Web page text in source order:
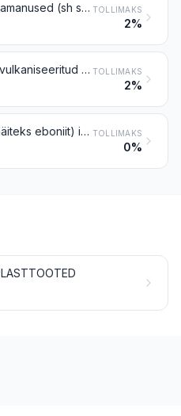
Rõivad ja rõivamanused (sh sõrmkindad, labakindad ja sõrmedeta kindad) igaks otstarbeks, vulkaniseeritud kummist (v.a kõvakummist) TOLLIMAKS
2%
Muud tooted vulkaniseeritud kummist (v.a kõvakummist) TOLLIMAKS
2%
Kõvakummi (näiteks eboniit) igal kujul (sh jäätmed ja puru); kõvakummist tooted TOLLIMAKS
0%